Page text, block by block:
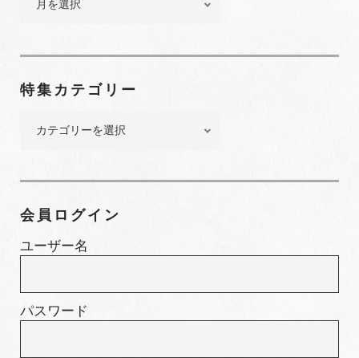
ナ
バ
特集カテゴリー
テ
リ
会員ログイン
ユーザー名
パスワード